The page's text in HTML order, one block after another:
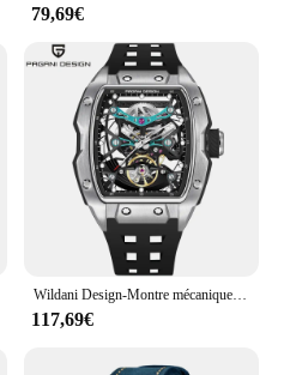
79,69€
Wildani Design-Montre mécanique étanche pour homme, boîtier en acier inoxydable, cadran lumineux, à la mode, 50 mètres, nouveau, 2024
117,69€